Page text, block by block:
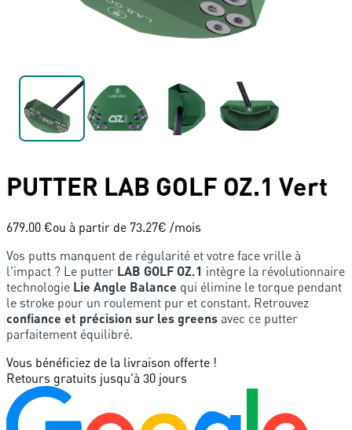
PUTTER LAB GOLF OZ.1 Vert
679.00 €ou à partir de 73.27€ /mois
Vos putts manquent de régularité et votre face vrille à
l'impact ? Le putter LAB GOLF OZ.1 intègre la révolutionnaire
technologie Lie Angle Balance qui élimine le torque pendant
le stroke pour un roulement pur et constant. Retrouvez
confiance et précision sur les greens avec ce putter
parfaitement équilibré.
Vous bénéficiez de la livraison offerte !
Retours gratuits jusqu'à 30 jours